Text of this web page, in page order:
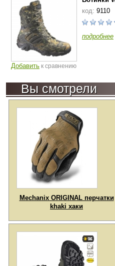
Добавить к сравнению
код: 9110
подробнее
Вы смотрели
Mechanix ORIGINAL перчатки
khaki хаки